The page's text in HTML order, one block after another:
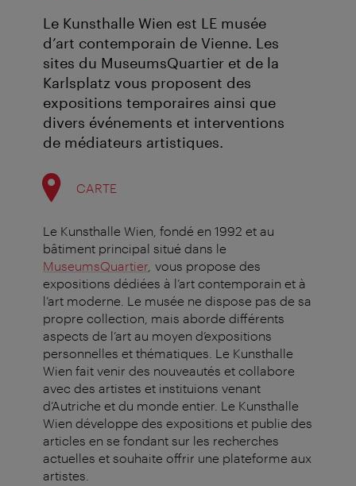
Le Kunsthalle Wien est LE musée
d’art contemporain de Vienne. Les
sites du MuseumsQuartier et de la
Karlsplatz vous proposent des
expositions temporaires ainsi que
divers événements et interventions
de médiateurs artistiques.
CARTE
Le Kunsthalle Wien, fondé en 1992 et au
bâtiment principal situé dans le
MuseumsQuartier , vous propose des
expositions dédiées à l’art contemporain et à
l’art moderne. Le musée ne dispose pas de sa
propre collection, mais aborde différents
aspects de l’art au moyen d’expositions
personnelles et thématiques. Le Kunsthalle
Wien fait venir des nouveautés et collabore
avec des artistes et instituions venant
d’Autriche et du monde entier. Le Kunsthalle
Wien développe des expositions et publie des
articles en se fondant sur les recherches
actuelles et souhaite offrir une plateforme aux
artistes.